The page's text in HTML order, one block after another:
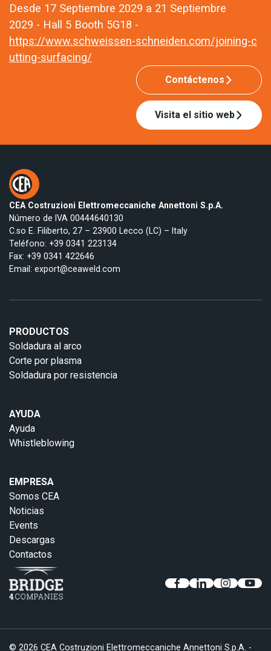
Desde 17 Septiembre 2029 a 21 Septiembre
2029 - Hall 5 Booth 5G18 -
https://www.schweissen-schneiden.com/joining-c
utting-surfacing/
Contáctenos
Visita el sitio web
CEA Costruzioni Elettromeccaniche Annettoni S.p.A.
Número de IVA 00444640130
C.so E. Filiberto, 27 – 23900 Lecco (LC) – Italy
Teléfono: +39 0341 223134
Fax: +39 0341 422646
Email: export@ceaweld.com
PRODUCTOS
Soldadura al arco
Corte por plasma
Soldadura por resistencia
AYUDA
Ayuda
Whistleblowing
EMPRESA
Somos CEA
Noticias
Events
Descargas
Contactos
© 2026 CEA Costruzioni Elettromeccaniche Annettoni S.p.A. -